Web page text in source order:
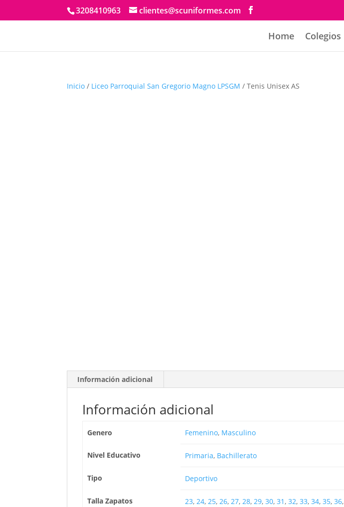
3208410963 clientes@scuniformes.com
Home Colegios
Inicio / Liceo Parroquial San Gregorio Magno LPSGM / Tenis Unisex AS
Información adicional
Información adicional
Genero Femenino, Masculino
Nivel Educativo Primaria, Bachillerato
Tipo Deportivo
Talla Zapatos 23, 24, 25, 26, 27, 28, 29, 30, 31, 32, 33, 34, 35, 36,